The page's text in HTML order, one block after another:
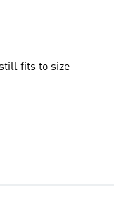
fits to size